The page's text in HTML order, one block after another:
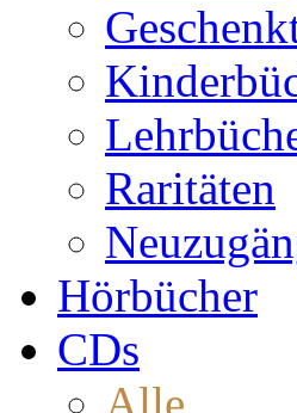
Raritäten
Hörbücher
CDs